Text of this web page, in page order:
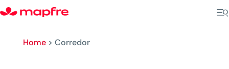
Home> Corredor